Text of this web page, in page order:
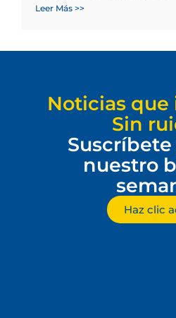
Leer Más >>
Noticias
Sin
nuestro
Haz clic